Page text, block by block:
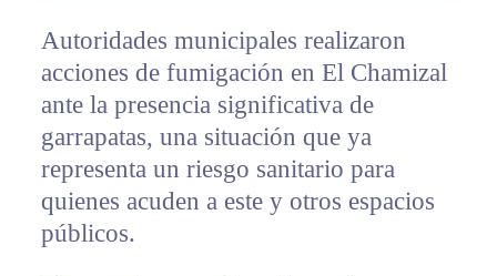
Autoridades municipales realizaron
acciones de fumigación en El Chamizal
ante la presencia significativa de
garrapatas, una situación que ya
representa un riesgo sanitario para
quienes acuden a este y otros espacios
públicos.